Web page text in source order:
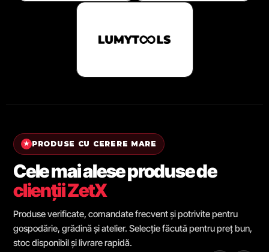
★ PRODUSE CU CERERE MARE
Cele mai alese produse de
clienții ZetX
Produse verificate, comandate frecvent și potrivite pentru
gospodărie, grădină și atelier. Selecție făcută pentru preț bun,
stoc disponibil și livrare rapidă.